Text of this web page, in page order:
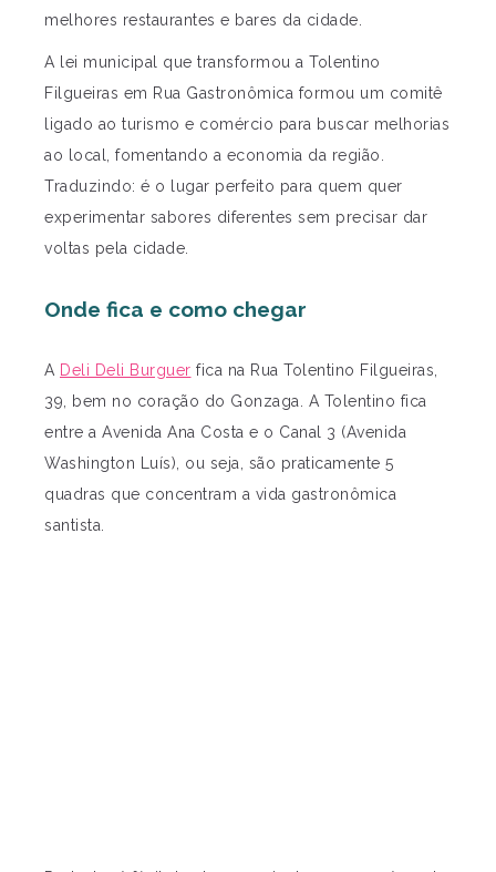
melhores restaurantes e bares da cidade.
A lei municipal que transformou a Tolentino
Filgueiras em Rua Gastronômica formou um comitê
ligado ao turismo e comércio para buscar melhorias
ao local, fomentando a economia da região.
Traduzindo: é o lugar perfeito para quem quer
experimentar sabores diferentes sem precisar dar
voltas pela cidade.
Onde fica e como chegar
A Deli Deli Burguer fica na Rua Tolentino Filgueiras,
39, bem no coração do Gonzaga. A Tolentino fica
entre a Avenida Ana Costa e o Canal 3 (Avenida
Washington Luís), ou seja, são praticamente 5
quadras que concentram a vida gastronômica
santista.